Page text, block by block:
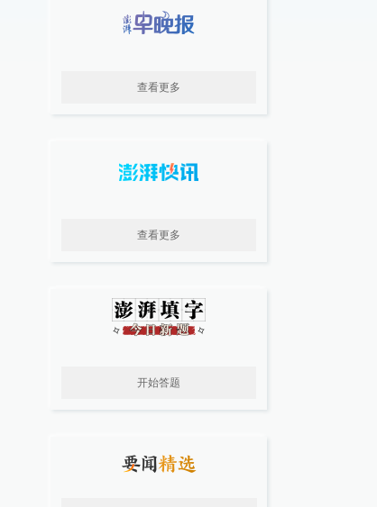
查看更多
查看更多
开始答题